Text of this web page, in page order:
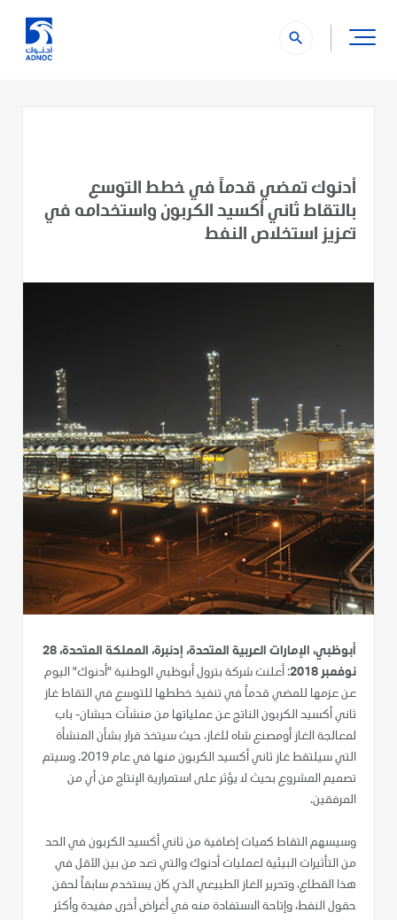
search
أدنوك تمضي قدماً في خطط التوسع
بالتقاط ثاني أكسيد الكربون واستخدامه في
تعزيز استخلاص النفط
أبوظبي، الإمارات العربية المتحدة، إدنبرة، المملكة المتحدة، 28
نوفمبر 2018
: أعلنت شركة بترول أبوظبي الوطنية "أدنوك" اليوم
عن عزمها للمضي قدماً في تنفيذ خططها للتوسع في التقاط غاز
ثاني أكسيد الكربون الناتج عن عملياتها من منشآت حبشان- باب
لمعالجة الغاز أومصنع شاه للغاز، حيث سيتخذ قرار بشأن المنشأة
التي سيلتقط غاز ثاني أكسيد الكربون منها في عام 2019. وسيتم
تصميم المشروع بحيث لا يؤثر على استمرارية الإنتاج من أي من
المرفقين.
وسيسهم التقاط كميات إضافية من ثاني أكسيد الكربون في الحد
من التأثيرات البيئية لعمليات أدنوك والتي تعد من بين الأقل في
هذا القطاع، وتحرير الغاز الطبيعي الذي كان يستخدم سابقاً لحقن
حقول النفط، وإتاحة الاستفادة منه في أغراض أخرى مفيدة وأكثر